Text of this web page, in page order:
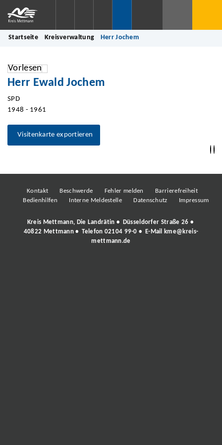
Startseite Kreisverwaltung Herr Jochem
Vorlesen
Herr Ewald Jochem
SPD
1948 - 1961
Visitenkarte exportieren
Kontakt Beschwerde Fehler melden
Barrierefreiheit
Bedienhilfen
Interne Meldestelle Datenschutz Impressum
Kreis Mettmann, Die Landrätin • Düsseldorfer Straße 26 •
40822 Mettmann • Telefon 02104 99-0 • E-Mail
kme@kreis-
mettmann.de